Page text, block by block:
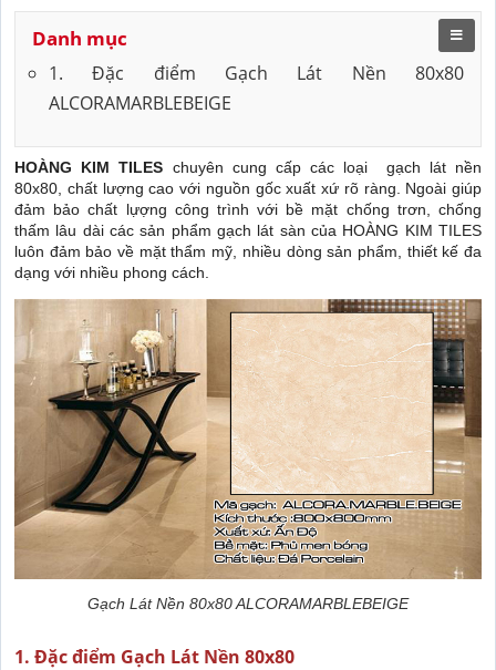
Danh mục
1. Đặc điểm Gạch Lát Nền 80x80
ALCORAMARBLEBEIGE
HOÀNG KIM TILES chuyên cung cấp các loại gạch lát nền
80x80, chất lượng cao với nguồn gốc xuất xứ rõ ràng. Ngoài giúp
đảm bảo chất lựợng công trình với bề mặt chống trơn, chống
thấm lâu dài các sản phẩm gạch lát sàn của HOÀNG KIM TILES
luôn đảm bảo về mặt thẩm mỹ, nhiều dòng sản phẩm, thiết kế đa
dạng với nhiều phong cách.
Gạch Lát Nền 80x80 ALCORAMARBLEBEIGE
1. Đặc điểm Gạch Lát Nền 80x80